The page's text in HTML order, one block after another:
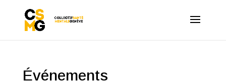
Événements